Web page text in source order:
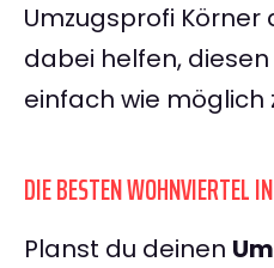
Umzugsprofi Körner
dabei helfen,
einfach wie möglich
DIE BESTEN WOHNVIERTEL
Planst du deinen